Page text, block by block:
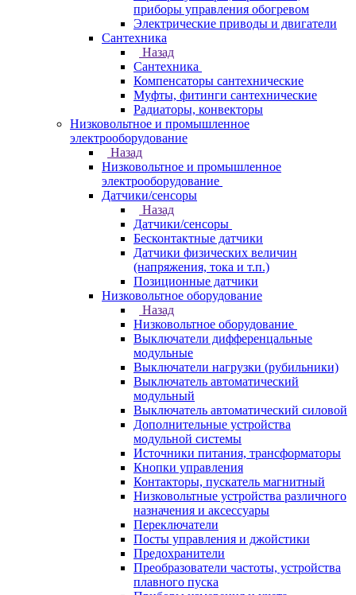
приборы управления обогревом
Электрические приводы и двигатели
Сантехника
Назад
Сантехника
Компенсаторы сантехнические
Муфты, фитинги сантехнические
Радиаторы, конвекторы
Низковольтное и промышленное
электрооборудование
Назад
Низковольтное и промышленное
электрооборудование
Датчики/сенсоры
Назад
Датчики/сенсоры
Бесконтактные датчики
Датчики физических величин
(напряжения, тока и т.п.)
Позиционные датчики
Низковольтное оборудование
Назад
Низковольтное оборудование
Выключатели дифференцальные
модульные
Выключатели нагрузки (рубильники)
Выключатель автоматический
модульный
Выключатель автоматический силовой
Дополнительные устройства
модульной системы
Источники питания, трансформаторы
Кнопки управления
Контакторы, пускатель магнитный
Низковольтные устройства различного
назначения и аксессуары
Переключатели
Посты управления и джойстики
Предохранители
Преобразователи частоты, устройства
плавного пуска